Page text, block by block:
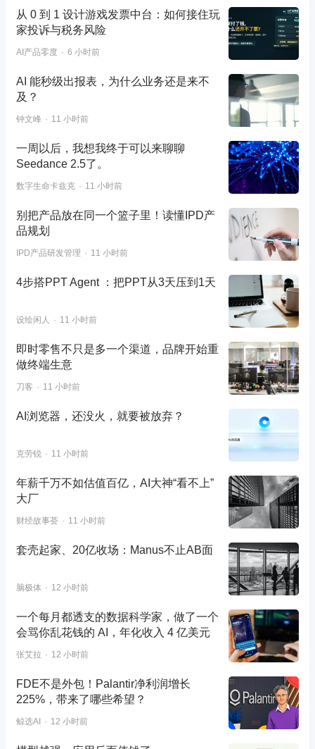
从 0 到 1 设计游戏发票中台：如何接住玩
家投诉与税务风险
AI产品零度 6 小时前
AI 能秒级出报表，为什么业务还是来不
及？
钟文峰 11 小时前
一周以后，我想我终于可以来聊聊
Seedance 2.5了。
数字生命卡兹克 11 小时前
别把产品放在同一个篮子里！读懂IPD产
品规划
IPD产品研发管理 11 小时前
4步搭PPT Agent ：把PPT从3天压到1天
设绘闲人 11 小时前
即时零售不只是多一个渠道，品牌开始重
做终端生意
刀客 11 小时前
AI浏览器，还没火，就要被放弃？
克劳锐 11 小时前
年薪千万不如估值百亿，AI大神“看不上”
大厂
财经故事荟 11 小时前
套壳起家、20亿收场：Manus不止AB面
脑极体 12 小时前
一个每月都透支的数据科学家，做了一个
会骂你乱花钱的 AI，年化收入 4 亿美元
张艾拉 12 小时前
FDE不是外包！Palantir净利润增长
225%，带来了哪些希望？
鲸选AI 12 小时前